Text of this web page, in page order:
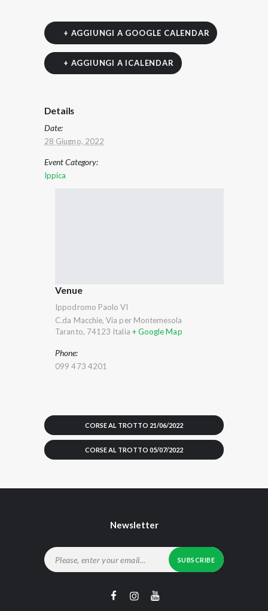
+ AGGIUNGI A GOOGLE CALENDAR
+ AGGIUNGI A ICALENDAR
Details
Date:
28 Giugno, 2022
Event Category:
Ippica
Venue
Ippodromo Paolo VI
C.da Macchie, Via per Montemesola
Taranto, 74123 Italia + Google Map
Phone:
099 473 4201
CORSE AL TROTTO 21/06/2022
CORSE AL TROTTO 05/07/2022
Newsletter